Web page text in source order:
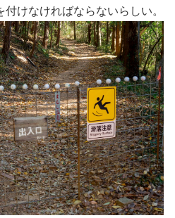
けなければならないらしい。